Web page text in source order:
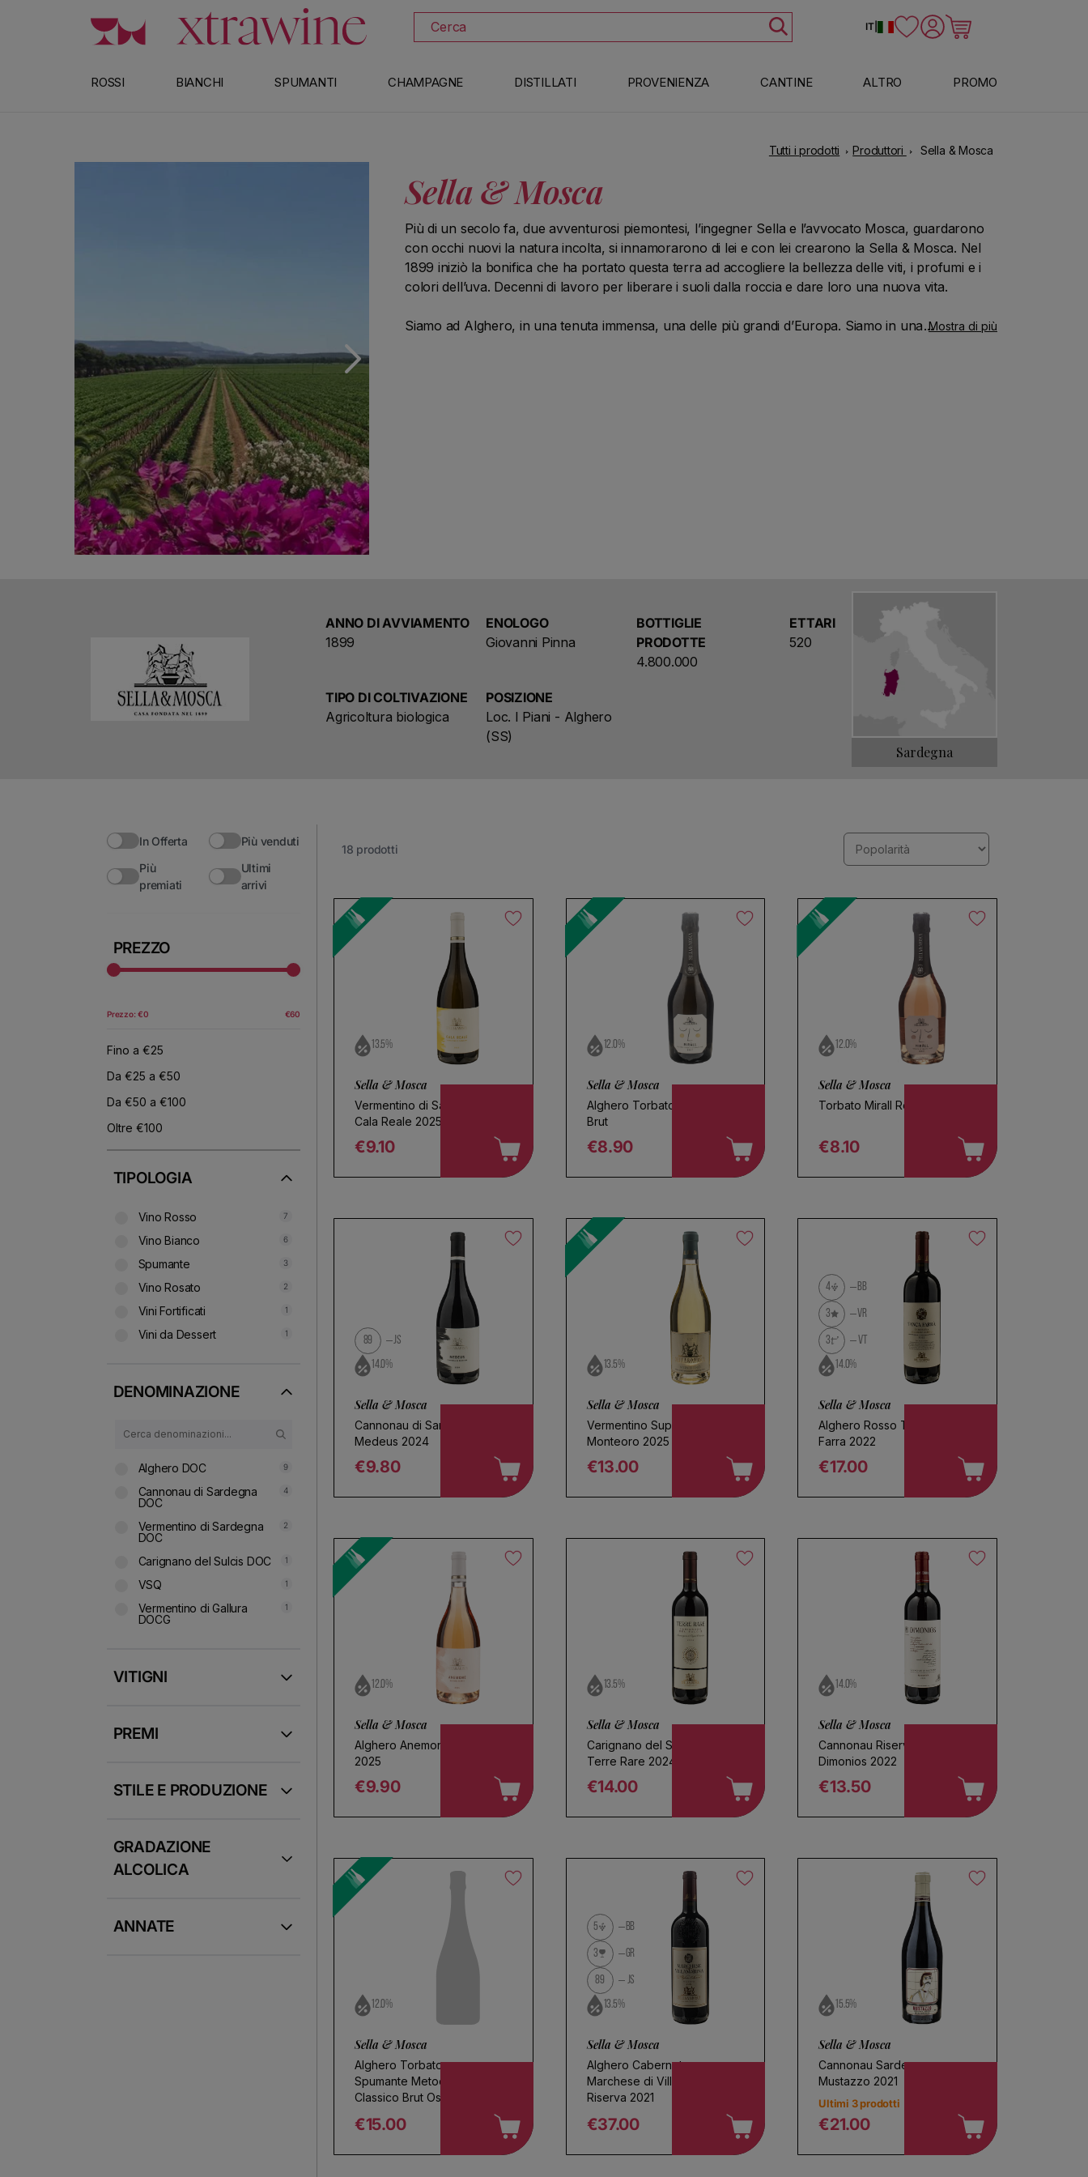
ai contenuti
SCOPRI TUTTI I VINI IN PROMOZIONE
Cerca
|
IT AccediCarrello
ROSSI BIANCHI SPUMANTI CHAMPAGNE DISTILLATI PROVENIENZA CANTINE ALTRO PROMO
Tutti i prodotti Produttori Sella & Mosca
Sella & Mosca
Più di un secolo fa, due avventurosi piemontesi, l’ingegner Sella e l’avvocato Mosca, guardarono
con occhi nuovi la natura incolta, si innamorarono di lei e con lei crearono la Sella & Mosca. Nel
1899 iniziò la bonifica che ha portato questa terra ad accogliere la bellezza delle viti, i profumi e i
colori dell’uva. Decenni di lavoro per liberare i suoli dalla roccia e dare loro una nuova vita.
Siamo ad Alghero, in una tenuta immensa, una delle più grandi d’Europa. Siamo in una terra che
Mostra di più
ANNO DI AVVIAMENTO
1899
ENOLOGO
Giovanni Pinna
BOTTIGLIE
PRODOTTE
4.800.000
ETTARI
520
TIPO DI COLTIVAZIONE
Agricoltura biologica
POSIZIONE
Loc. I Piani - Alghero
(SS)
Sardegna
Nessun prodotto trovato
Utilizza meno filtri o
rimuovi tutto
In Offerta
Più venduti
Più
premiati
Ultimi
arrivi
PREZZO
Prezzo: €0 €60
Fino a €25
Da €25 a €50
Da €50 a €100
Oltre €100
TIPOLOGIA
Vino Rosso 7
Vino Bianco 6
Spumante 3
Vino Rosato 2
Vini Fortificati 1
Vini da Dessert 1
DENOMINAZIONE
Alghero DOC 9
Cannonau di Sardegna
DOC
4
Vermentino di Sardegna
DOC
2
Carignano del Sulcis DOC 1
VSQ 1
Vermentino di Gallura
DOCG
1
VITIGNI
PREMI
STILE E PRODUZIONE
GRADAZIONE
ALCOLICA
ANNATE
18 prodotti
13.5%
Sella & Mosca
Vermentino di Sardegna
Cala Reale 2025
€9.10
12.0%
Sella & Mosca
Alghero Torbato Mirall
Brut
€8.90
12.0%
Sella & Mosca
Torbato Mirall Rosè Brut
€8.10
89
JS
14.0%
Sella & Mosca
Cannonau di Sardegna
Medeus 2024
€9.80
13.5%
Sella & Mosca
Vermentino Superiore
Monteoro 2025
€13.00
4 BB
3 VR
3
VT
14.0%
Sella & Mosca
Alghero Rosso Tanca
Farra 2022
€17.00
12.0%
Sella & Mosca
Alghero Anemone Rosato
2025
€9.90
13.5%
Sella & Mosca
Carignano del Sulcis
Terre Rare 2024
€14.00
14.0%
Sella & Mosca
Cannonau Riserva
Dimonios 2022
€13.50
12.0%
Sella & Mosca
Alghero Torbato
Spumante Metodo
Classico Brut Oscari 2023
€15.00
5 BB
3 GR
89
JS
13.5%
Sella & Mosca
Alghero Cabernet
Marchese di Villamarina
Riserva 2021
€37.00
15.5%
Sella & Mosca
Cannonau Sardegna
Mustazzo 2021
Ultimi 3 prodotti
€21.00
Scegli un nome per la tua ricerca
Salva la ricerca